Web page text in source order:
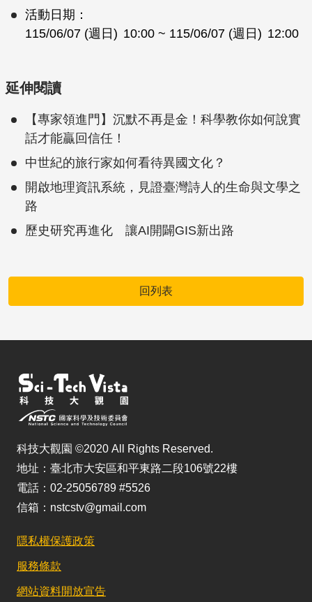
活動日期：
115/06/07 (週日) 10:00 ~ 115/06/07 (週日) 12:00
延伸閱讀
【專家領進門】沉默不再是金！科學教你如何說實
話才能贏回信任！
中世紀的旅行家如何看待異國文化？
開啟地理資訊系統，見證臺灣詩人的生命與文學之
路
歷史研究再進化 讓AI開闢GIS新出路
回列表
科技大觀園 ©2020 All Rights Reserved.
地址：臺北市大安區和平東路二段106號22樓
電話：02-25056789 #5526
信箱：nstcstv@gmail.com
隱私權保護政策
服務條款
網站資料開放宣告